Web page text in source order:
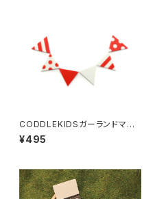
CODDLEKIDSガーランドマグ
ネット
¥495